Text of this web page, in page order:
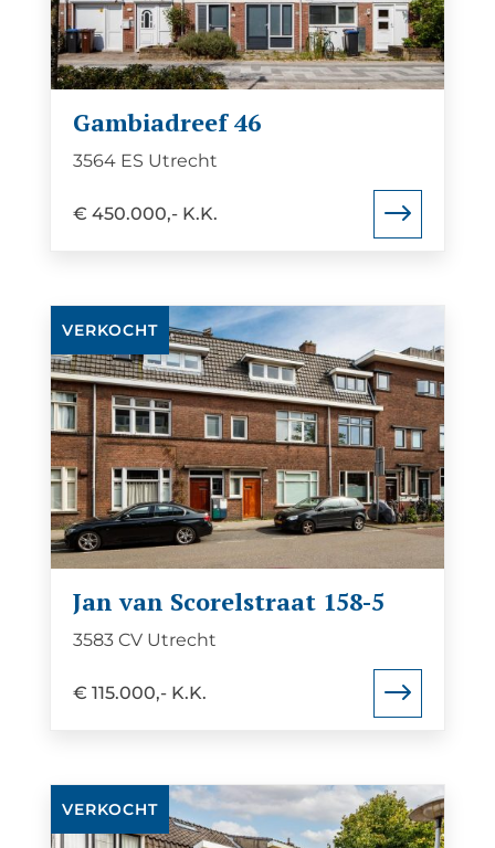
46
Gambiadreef 46
3564 ES Utrecht
€ 450.000,- K.K.
Bekijk
de
detail
pagina
van
Jan
van
Scorelstraat
158-
VERKOCHT
Jan van Scorelstraat 158-5
3583 CV Utrecht
€ 115.000,- K.K.
de
VERKOCHT